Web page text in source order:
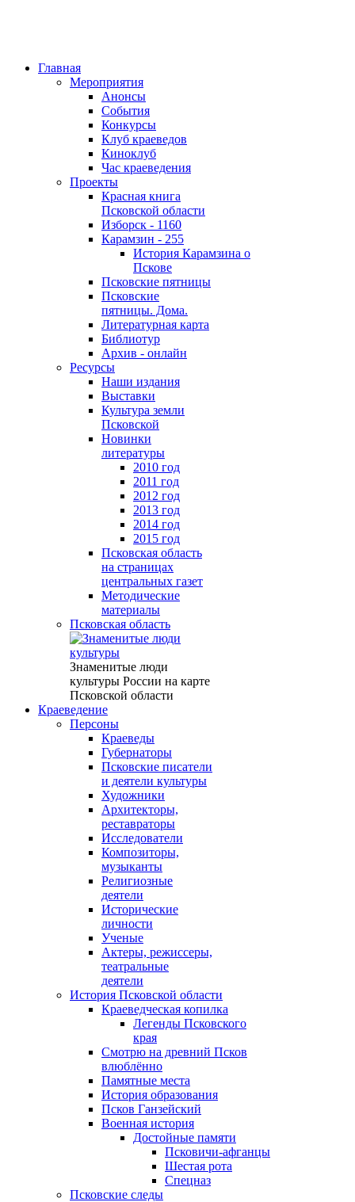
Главная
Мероприятия
Анонсы
События
Конкурсы
Клуб краеведов
Киноклуб
Час краеведения
Проекты
Красная книга
Псковской области
Изборск - 1160
Карамзин - 255
История Карамзина о
Пскове
Псковские пятницы
Псковские
пятницы. Дома.
Литературная карта
Библиотур
Архив - онлайн
Ресурсы
Наши издания
Выставки
Культура земли
Псковской
Новинки
литературы
2010 год
2011 год
2012 год
2013 год
2014 год
2015 год
Псковская область
на страницах
центральных газет
Методические
материалы
Псковская область
Знаменитые люди
культуры России на карте
Псковской области
Краеведение
Персоны
Краеведы
Губернаторы
Псковские писатели
и деятели культуры
Художники
Архитекторы,
реставраторы
Исследователи
Композиторы,
музыканты
Религиозные
деятели
Исторические
личности
Ученые
Актеры, режиссеры,
театральные
деятели
История Псковской области
Краеведческая копилка
Легенды Псковского
края
Смотрю на древний Псков
влюблённо
Памятные места
История образования
Псков Ганзейский
Военная история
Достойные памяти
Псковичи-афганцы
Шестая рота
Спецназ
Псковские следы